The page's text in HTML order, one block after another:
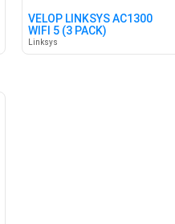
VELOP LINKSYS AC1300
WIFI 5 (3 PACK)
Linksys